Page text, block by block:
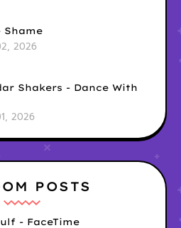
Shame
2026
Shakers - Dance With
2026
POSTS
- FaceTime